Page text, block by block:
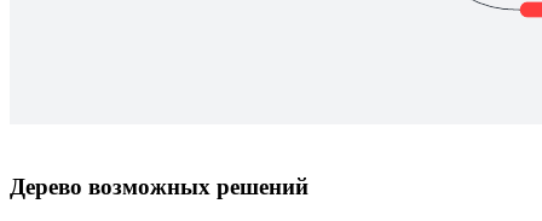
Дерево возможных решений